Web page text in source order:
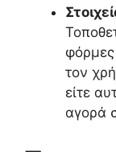
τον
είτε
αγορά